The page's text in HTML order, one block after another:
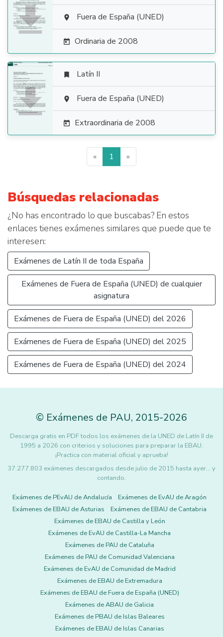
  Fuera de España (UNED)
 Ordinaria de 2008

 Latín II
 Fuera de España (UNED)
 Extraordinaria de 2008
« 1 »
Búsquedas relacionadas
¿No has encontrado lo que buscabas? En estos
enlaces tienes exámenes similares que puede que te
interesen:
Exámenes de Latín II de toda España
Exámenes de Fuera de España (UNED) de cualquier
asignatura
Exámenes de Fuera de España (UNED) del 2026
Exámenes de Fuera de España (UNED) del 2025
Exámenes de Fuera de España (UNED) del 2024
© Exámenes de PAU, 2015-2026
Descarga gratis en PDF todos los exámenes de la UNED de Latín II de
1995 a 2026 con criterios y soluciones para preparar la EBAU.
¡Practica con material oficial y aprueba!
37.277.803 exámenes descargados desde julio de 2015 hasta ayer... y
contando.
Exámenes de PEvAU de Andalucía
Exámenes de EvAU de Aragón
Exámenes de EBAU de Asturias
Exámenes de EBAU de Cantabria
Exámenes de EBAU de Castilla y León
Exámenes de EvAU de Castilla-La Mancha
Exámenes de PAU de Cataluña
Exámenes de PAU de Comunidad Valenciana
Exámenes de EvAU de Comunidad de Madrid
Exámenes de EBAU de Extremadura
Exámenes de EBAU de Fuera de España (UNED)
Exámenes de ABAU de Galicia
Exámenes de PBAU de Islas Baleares
Exámenes de EBAU de Islas Canarias